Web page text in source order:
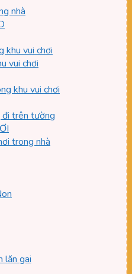
nhà
khu vui chơi
vui chơi
khu vui chơi
trên tường
trong nhà
lăn gai